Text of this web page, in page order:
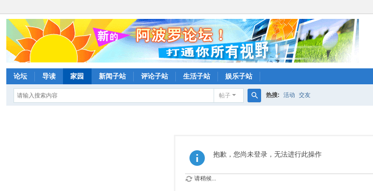
论坛 导读 家园 新闻子站 评论子站 生活子站 娱乐子站
帖子 热搜: 活动 交友
抱歉，您尚未登录，无法进行此操作
请稍候...